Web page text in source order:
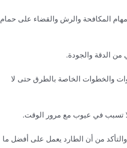
المكافحة والرش والقضاء على حمام
الدقة والجودة.
والخطوات الخاصة بالطرق حتى لا
تسبب في عيوب مع مرور الوقت.
من أن الطارد يعمل على أفضل ما